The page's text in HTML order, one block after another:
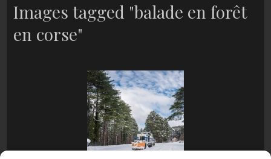
Images tagged "balade en forêt
en corse"